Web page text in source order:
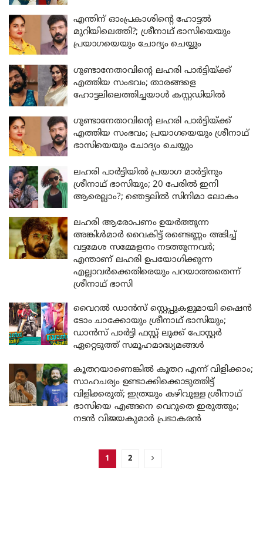
എന്തിന് ഓംപ്രകാശിന്റെ ഹോട്ടൽ
മുറിയിലെത്തി?; ശ്രീനാഥ് ഭാസിയെയും
പ്രയാഗയെയും ചോദ്യം ചെയ്യും
ഗുണ്ടാനേതാവിന്റെ ലഹരി പാർട്ടിയ്ക്ക്
എത്തിയ സംഭവം; താരങ്ങളെ
ഹോട്ടലിലെത്തിച്ചയാൾ കസ്റ്റഡിയിൽ
ഗുണ്ടാനേതാവിന്റെ ലഹരി പാർട്ടിയ്ക്ക്
എത്തിയ സംഭവം; പ്രയാഗയെയും ശ്രീനാഥ്
ഭാസിയെയും ചോദ്യം ചെയ്യും
ലഹരി പാർട്ടിയിൽ പ്രയാഗ മാർട്ടിനും
ശ്രീനാഥ് ഭാസിയും; 20 പേരിൽ ഇനി
ആരെല്ലാം?; ഞെട്ടലിൽ സിനിമാ ലോകം
ലഹരി ആരോപണം ഉയർത്തുന്ന
അങ്കിൾമാർ വൈകിട്ട് രണ്ടെണ്ണം അടിച്ച്
വട്ടമേശ സമ്മേളനം നടത്തുന്നവർ;
എന്താണ് ലഹരി ഉപയോഗിക്കുന്ന
എല്ലാവർക്കെതിരെയും പറയാത്തതെന്ന്
ശ്രീനാഥ് ഭാസി
വൈറൽ ഡാൻസ് സ്റ്റെപ്പുകളുമായി ഷൈൻ
ടോം ചാക്കോയും ശ്രീനാഥ് ഭാസിയും;
ഡാൻസ് പാർട്ടി ഫസ്റ്റ് ലുക്ക് പോസ്റ്റർ
ഏറ്റെടുത്ത് സമൂഹമാദ്ധ്യമങ്ങൾ
കൂതറയാണെങ്കിൽ കൂതറ എന്ന് വിളിക്കാം;
സാഹചര്യം ഉണ്ടാക്കിക്കൊടുത്തിട്ട്
വിളിക്കരുത്; ഇത്രയും കഴിവുള്ള ശ്രീനാഥ്
ഭാസിയെ എങ്ങനെ വെറുതെ ഇരുത്തും;
നടൻ വിജയകുമാർ പ്രഭാകരൻ
1 2